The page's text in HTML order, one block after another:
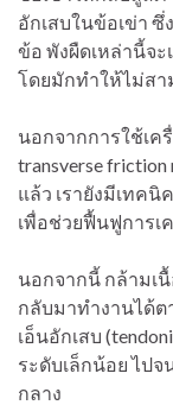
อักเสบในข้อเข่า
ข้อ พังผืดเหล่านี้จ
โดยมักทำให้ไม่สา
นอกจากการใช้เ
transverse
แล้ว เรายังมีเทคนิ
เพื่อช่วยฟื้นฟูการเ
นอกจากนี้ กล้ามเ
กลับมาทำงานได้ต
เอ็นอักเสบ
ระดับเล็กน้อย ไป
กลาง